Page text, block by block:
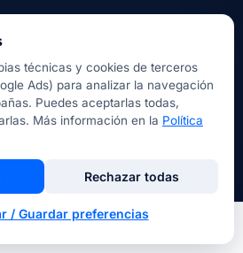
donde trabajamos
Presupuesto web
gratisCasos de estudio
+34 631 736 802
en GoogleLinkedInInstagram
técnicas y cookies de terceros
Ads) para analizar la navegación
Puedes aceptarlas todas,
Más información en la Política
Rechazar todas
/ Guardar preferencias